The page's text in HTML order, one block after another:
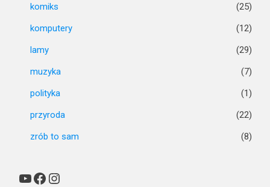
komiks
(25)
komputery
(12)
lamy
(29)
muzyka
(7)
polityka
(1)
przyroda
(22)
zrób to sam
(8)
YouTube
Facebook
Instagram